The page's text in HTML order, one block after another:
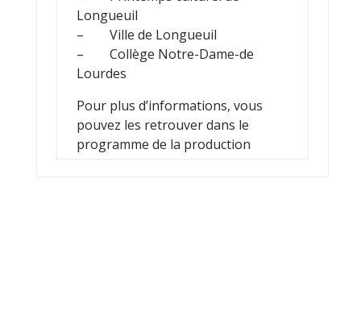
Longueuil
– Ville de Longueuil
– Collège Notre-Dame-de
Lourdes
Pour plus d’informations, vous
pouvez les retrouver dans le
programme de la production